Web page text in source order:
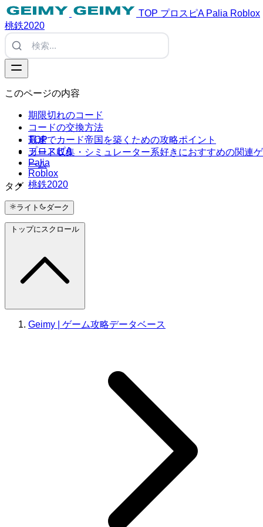
TOP プロスピA Palia Roblox
桃鉄2020
TOP
プロスピA
Palia
Roblox
桃鉄2020
ライト ダーク
このページの内容
期限切れのコード
コードの交換方法
最速でカード帝国を築くための攻略ポイント
カード収集・シミュレーター系好きにおすすめの関連ゲ
ーム
タグ
#Tags
トップにスクロール
Geimy | ゲーム攻略データベース